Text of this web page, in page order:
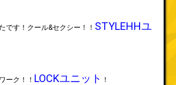
です！クール&セクシー！！ STYLEHHユ
ーク！！ LOCKユニット ！